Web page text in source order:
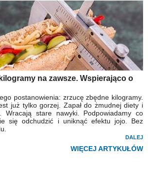
na zawsze. Wspierająco o
postanowienia: zrzucę zbędne kilogramy.
już tylko gorzej. Zapał do żmudnej diety i
Wracają stare nawyki. Podpowiadamy co
się odchudzić i uniknąć efektu jojo. Bez
DALEJ
WIĘCEJ ARTYKUŁÓW